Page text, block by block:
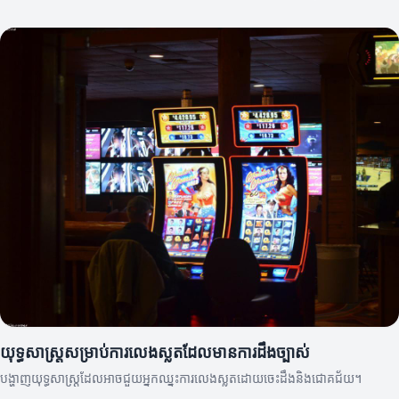
យុទ្ធសាស្ត្រសម្រាប់ការលេងស្លតដែលមានការដឹងច្បាស់
បង្ហាញយុទ្ធសាស្ត្រដែលអាចជួយអ្នកឈ្នះការលេងស្លតដោយចេះដឹងនិងជោគជ័យ។